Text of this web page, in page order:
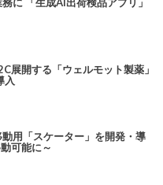
に 「生成AI出荷検品アプリ」
展開する「ウェルモット製薬」
入
用「スケーター」を開発・導
可能に～